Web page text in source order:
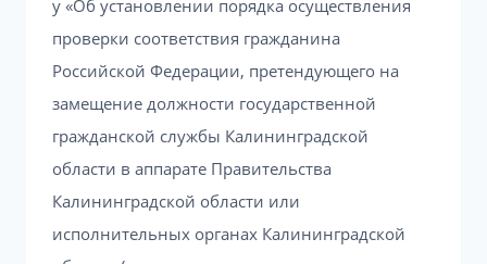
у «Об установлении порядка осуществления
проверки соответствия гражданина
Российской Федерации, претендующего на
замещение должности государственной
гражданской службы Калининградской
области в аппарате Правительства
Калининградской области или
исполнительных органах Калининградской